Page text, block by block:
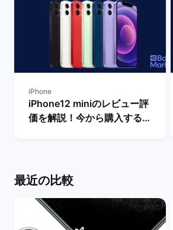
iPhone
iPhone12 miniのレビュー評
価を解説！今から購入するメ
最近の比較